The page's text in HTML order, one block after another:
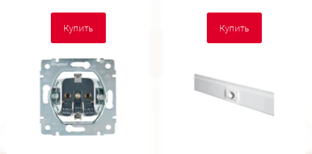
Купить Купить